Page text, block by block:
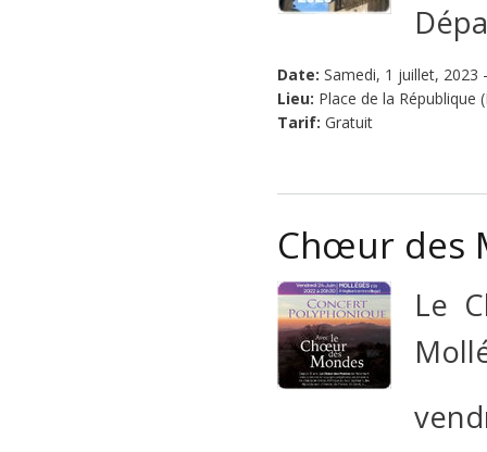
Date: Samedi, 1 juillet, 2023
Lieu: Place de la République
Tarif: Gratuit
Chœur des
Le